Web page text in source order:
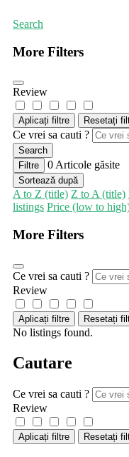
Search
More Filters
Review
Aplicați filtre Resetați
Ce vrei sa cauti ?
Search
Filtre
0 Articole găsite
Sortează după
A to Z (title) Z to A (title)
listings Price (low to
More Filters
Ce vrei sa cauti ?
Review
Aplicați filtre Resetați
No listings found.
Cautare
Ce vrei sa cauti ?
Review
Aplicați filtre Resetați